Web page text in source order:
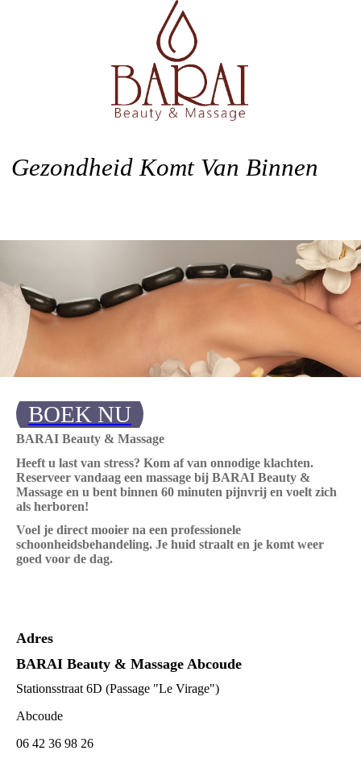
Gezondheid Komt Van Binnen
BOEK NU
BARAI Beauty & Massage
Heeft u last van stress? Kom af van onnodige klachten.
Reserveer vandaag een massage bij BARAI Beauty &
Massage en u bent binnen 60 minuten pijnvrij en voelt zich
als herboren!
Voel je direct mooier na een professionele
schoonheidsbehandeling. Je huid straalt en je komt weer
goed voor de dag.
Adres
BARAI Beauty & Massage Abcoude
Stationsstraat 6D (Passage "Le Virage")
Abcoude
06 42 36 98 26